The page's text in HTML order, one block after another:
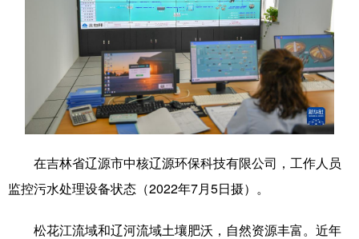
书画 健康
图片 政务
法律 中央文件 金融 汽车
食品 人居 信息化 数字经济
在吉林省辽源市中核辽源环保科技有限公司，工作人员
监控污水处理设备状态（2022年7月5日摄）。
松花江流域和辽河流域土壤肥沃，自然资源丰富。近年